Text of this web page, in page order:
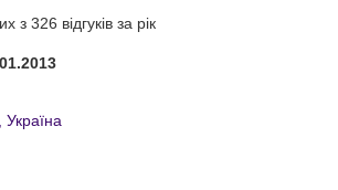
з 326 відгуків за рік
Україна